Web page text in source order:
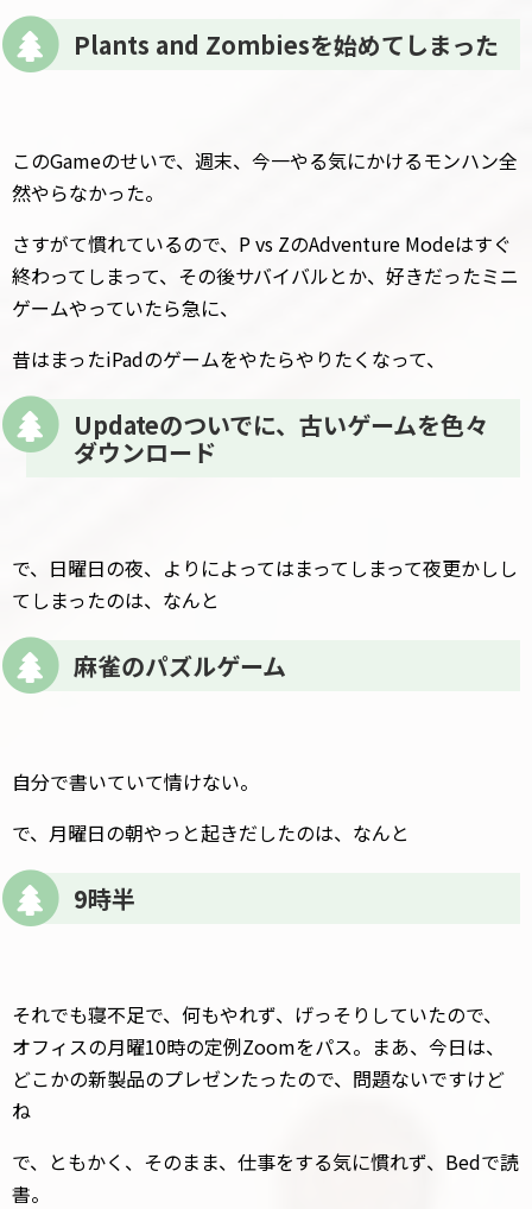
Plants and Zombiesを始めてしまった
このGameのせいで、週末、今一やる気にかけるモンハン全
然やらなかった。
さすがて慣れているので、P vs ZのAdventure Modeはすぐ
終わってしまって、その後サバイバルとか、好きだったミニ
ゲームやっていたら急に、
昔はまったiPadのゲームをやたらやりたくなって、
Updateのついでに、古いゲームを色々
ダウンロード
で、日曜日の夜、よりによってはまってしまって夜更かしし
てしまったのは、なんと
麻雀のパズルゲーム
自分で書いていて情けない。
で、月曜日の朝やっと起きだしたのは、なんと
9時半
それでも寝不足で、何もやれず、げっそりしていたので、
オフィスの月曜10時の定例Zoomをパス。まあ、今日は、
どこかの新製品のプレゼンたったので、問題ないですけど
ね
で、ともかく、そのまま、仕事をする気に慣れず、Bedで読
書。